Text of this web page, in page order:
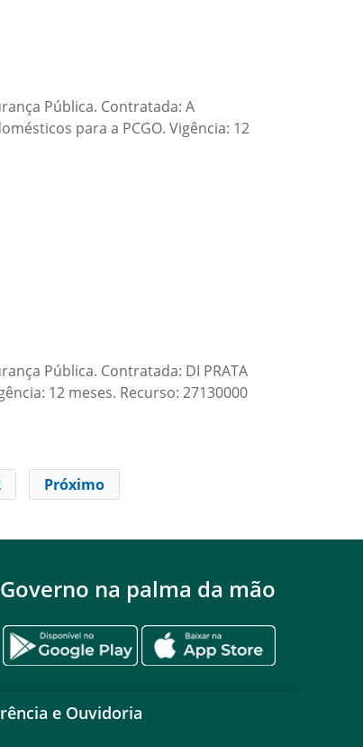
Pública. Contratada: A
para a PCGO. Vigência: 12
Pública. Contratada: DI PRATA
12 meses. Recurso: 27130000
Próximo
Governo na palma da mão
e Ouvidoria